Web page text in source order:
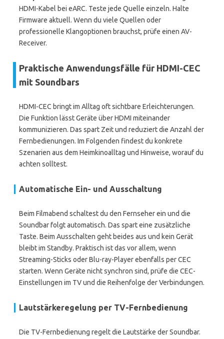
HDMI-Kabel bei eARC. Teste jede Quelle einzeln. Halte
Firmware aktuell. Wenn du viele Quellen oder
professionelle Klangoptionen brauchst, prüfe einen AV-
Receiver.
Praktische Anwendungsfälle für HDMI-CEC
mit Soundbars
HDMI-CEC bringt im Alltag oft sichtbare Erleichterungen.
Die Funktion lässt Geräte über HDMI miteinander
kommunizieren. Das spart Zeit und reduziert die Anzahl der
Fernbedienungen. Im Folgenden findest du konkrete
Szenarien aus dem Heimkinoalltag und Hinweise, worauf du
achten solltest.
Automatische Ein- und Ausschaltung
Beim Filmabend schaltest du den Fernseher ein und die
Soundbar folgt automatisch. Das spart eine zusätzliche
Taste. Beim Ausschalten geht beides aus und kein Gerät
bleibt im Standby. Praktisch ist das vor allem, wenn
Streaming-Sticks oder Blu-ray-Player ebenfalls per CEC
starten. Wenn Geräte nicht synchron sind, prüfe die CEC-
Einstellungen im TV und die Reihenfolge der Verbindungen.
Lautstärkeregelung per TV-Fernbedienung
Die TV-Fernbedienung regelt die Lautstärke der Soundbar.